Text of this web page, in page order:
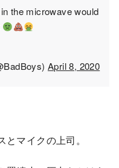
the microwave would
April 8, 2020
マイクの上司。